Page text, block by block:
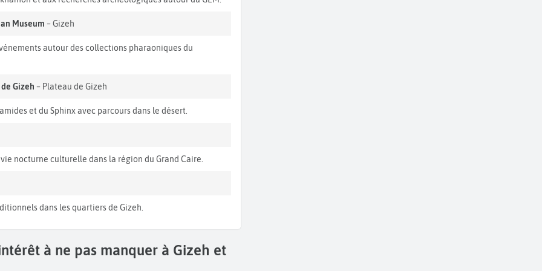
Museum – Gizeh
autour des collections pharaoniques du
Gizeh – Plateau de Gizeh
et du Sphinx avec parcours dans le désert.
nocturne culturelle dans la région du Grand Caire.
dans les quartiers de Gizeh.
à ne pas manquer à Gizeh et